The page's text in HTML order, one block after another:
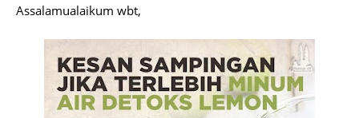
Assalamualaikum wbt,